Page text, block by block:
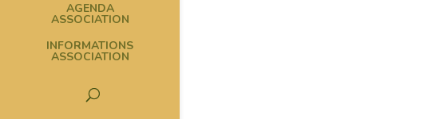
AGENDA
ASSOCIATION
INFORMATIONS
ASSOCIATION